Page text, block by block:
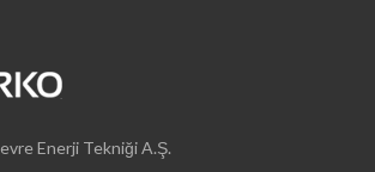
Enerji Tekniği A.Ş.